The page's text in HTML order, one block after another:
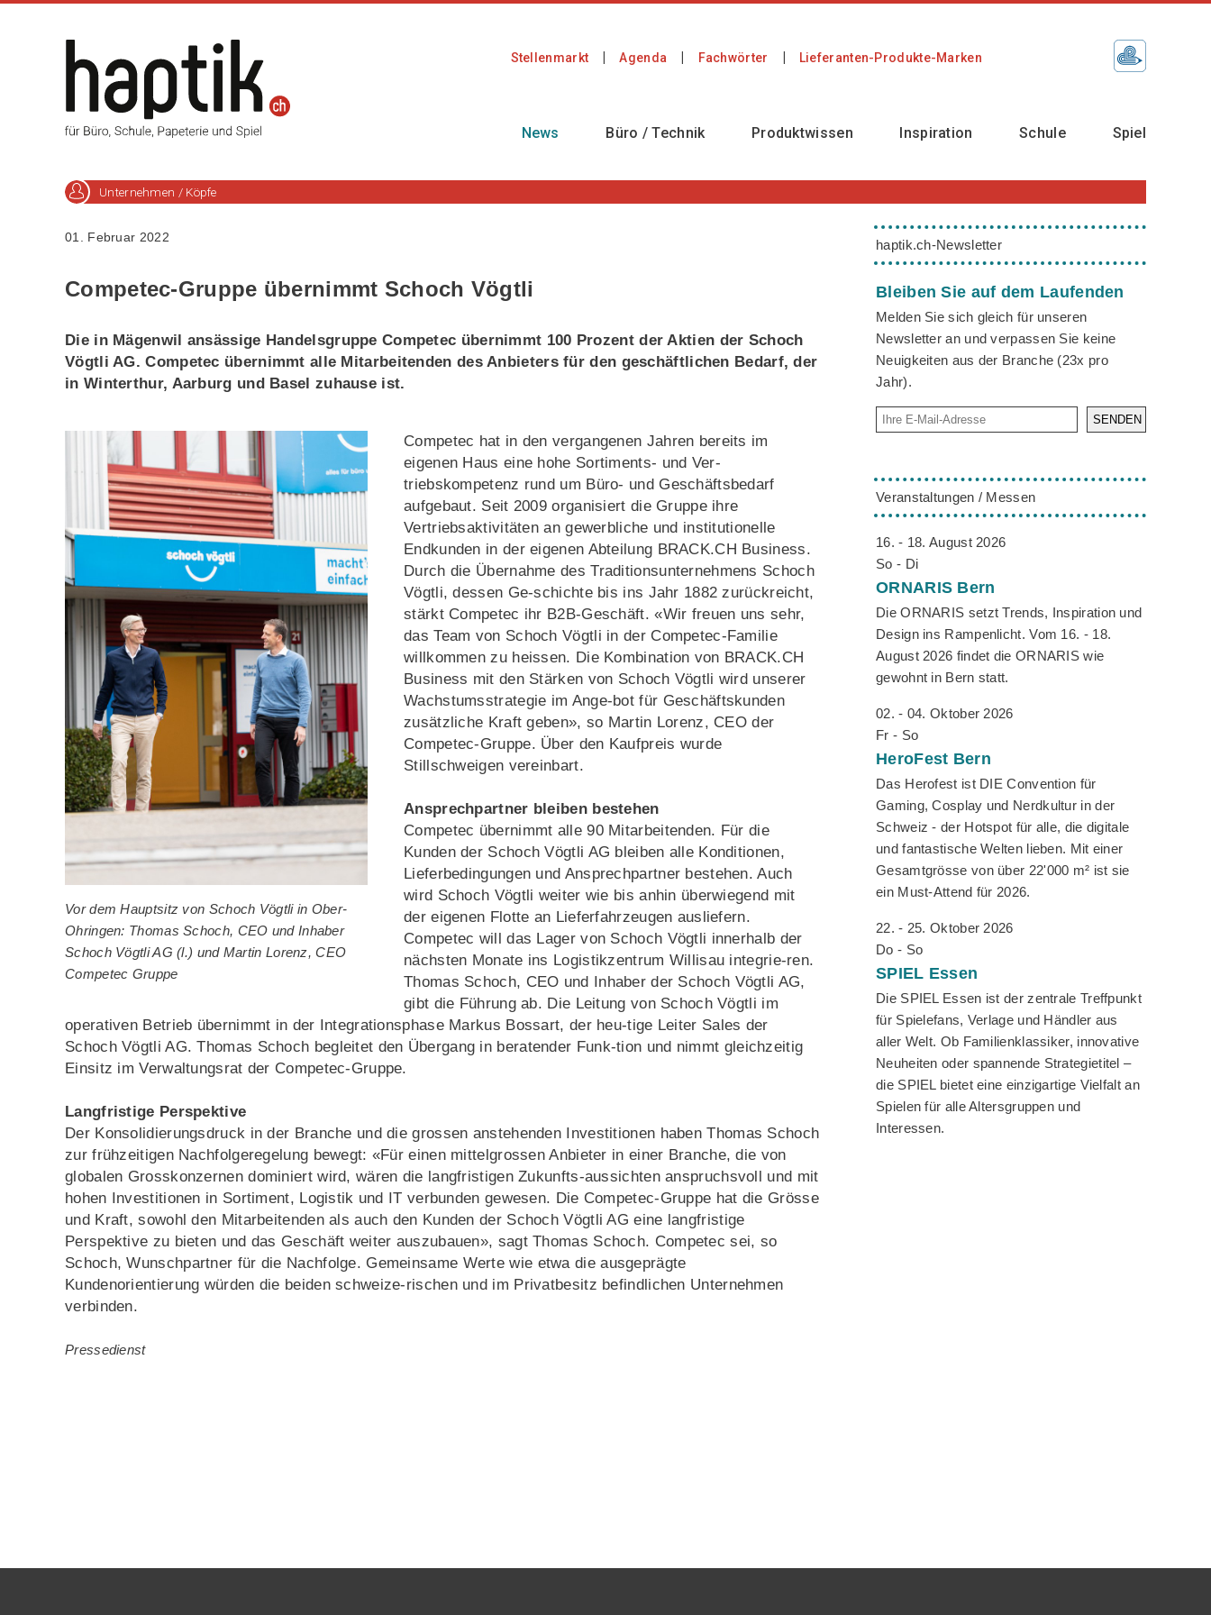
Stellenmarkt Agenda Fachwörter Lieferanten-Produkte-Marken
News Büro / Technik Produktwissen Inspiration Schule Spiel
Unternehmen / Köpfe
01. Februar 2022
Competec-Gruppe übernimmt Schoch Vögtli
Die in Mägenwil ansässige Handelsgruppe Competec übernimmt 100 Prozent der Aktien der Schoch
Vögtli AG. Competec übernimmt alle Mitarbeitenden des Anbieters für den geschäftlichen Bedarf, der
in Winterthur, Aarburg und Basel zuhause ist.
Vor dem Hauptsitz von Schoch Vögtli in Ober-
Ohringen: Thomas Schoch, CEO und Inhaber
Schoch Vögtli AG (l.) und Martin Lorenz, CEO
Competec Gruppe
Competec hat in den vergangenen Jahren bereits im
eigenen Haus eine hohe Sortiments- und Ver-
triebskompetenz rund um Büro- und Geschäftsbedarf
aufgebaut. Seit 2009 organisiert die Gruppe ihre
Vertriebsaktivitäten an gewerbliche und institutionelle
Endkunden in der eigenen Abteilung BRACK.CH Business.
Durch die Übernahme des Traditionsunternehmens Schoch
Vögtli, dessen Ge-schichte bis ins Jahr 1882 zurückreicht,
stärkt Competec ihr B2B-Geschäft. «Wir freuen uns sehr,
das Team von Schoch Vögtli in der Competec-Familie
willkommen zu heissen. Die Kombination von BRACK.CH
Business mit den Stärken von Schoch Vögtli wird unserer
Wachstumsstrategie im Ange-bot für Geschäftskunden
zusätzliche Kraft geben», so Martin Lorenz, CEO der
Competec-Gruppe. Über den Kaufpreis wurde
Stillschweigen vereinbart.
Ansprechpartner bleiben bestehen
Competec übernimmt alle 90 Mitarbeitenden. Für die
Kunden der Schoch Vögtli AG bleiben alle Konditionen,
Lieferbedingungen und Ansprechpartner bestehen. Auch
wird Schoch Vögtli weiter wie bis anhin überwiegend mit
der eigenen Flotte an Lieferfahrzeugen ausliefern.
Competec will das Lager von Schoch Vögtli innerhalb der
nächsten Monate ins Logistikzentrum Willisau integrie-ren.
Thomas Schoch, CEO und Inhaber der Schoch Vögtli AG,
gibt die Führung ab. Die Leitung von Schoch Vögtli im
operativen Betrieb übernimmt in der Integrationsphase Markus Bossart, der heu-tige Leiter Sales der
Schoch Vögtli AG. Thomas Schoch begleitet den Übergang in beratender Funk-tion und nimmt gleichzeitig
Einsitz im Verwaltungsrat der Competec-Gruppe.
Langfristige Perspektive
Der Konsolidierungsdruck in der Branche und die grossen anstehenden Investitionen haben Thomas Schoch
zur frühzeitigen Nachfolgeregelung bewegt: «Für einen mittelgrossen Anbieter in einer Branche, die von
globalen Grosskonzernen dominiert wird, wären die langfristigen Zukunfts-aussichten anspruchsvoll und mit
hohen Investitionen in Sortiment, Logistik und IT verbunden gewesen. Die Competec-Gruppe hat die Grösse
und Kraft, sowohl den Mitarbeitenden als auch den Kunden der Schoch Vögtli AG eine langfristige
Perspektive zu bieten und das Geschäft weiter auszubauen», sagt Thomas Schoch. Competec sei, so
Schoch, Wunschpartner für die Nachfolge. Gemeinsame Werte wie etwa die ausgeprägte
Kundenorientierung würden die beiden schweize-rischen und im Privatbesitz befindlichen Unternehmen
verbinden.
Pressedienst
haptik.ch-Newsletter
Bleiben Sie auf dem Laufenden
Melden Sie sich gleich für unseren
Newsletter an und verpassen Sie keine
Neuigkeiten aus der Branche (23x pro
Jahr).
SENDEN
Veranstaltungen / Messen
16. - 18. August 2026
So - Di
ORNARIS Bern
Die ORNARIS setzt Trends, Inspiration und
Design ins Rampenlicht. Vom 16. - 18.
August 2026 findet die ORNARIS wie
gewohnt in Bern statt.
02. - 04. Oktober 2026
Fr - So
HeroFest Bern
Das Herofest ist DIE Convention für
Gaming, Cosplay und Nerdkultur in der
Schweiz - der Hotspot für alle, die digitale
und fantastische Welten lieben. Mit einer
Gesamtgrösse von über 22'000 m² ist sie
ein Must-Attend für 2026.
22. - 25. Oktober 2026
Do - So
SPIEL Essen
Die SPIEL Essen ist der zentrale Treffpunkt
für Spielefans, Verlage und Händler aus
aller Welt. Ob Familienklassiker, innovative
Neuheiten oder spannende Strategietitel –
die SPIEL bietet eine einzigartige Vielfalt an
Spielen für alle Altersgruppen und
Interessen.